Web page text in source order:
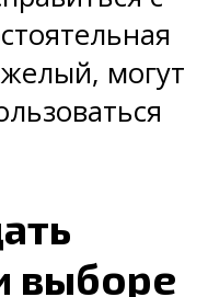
могут
выборе